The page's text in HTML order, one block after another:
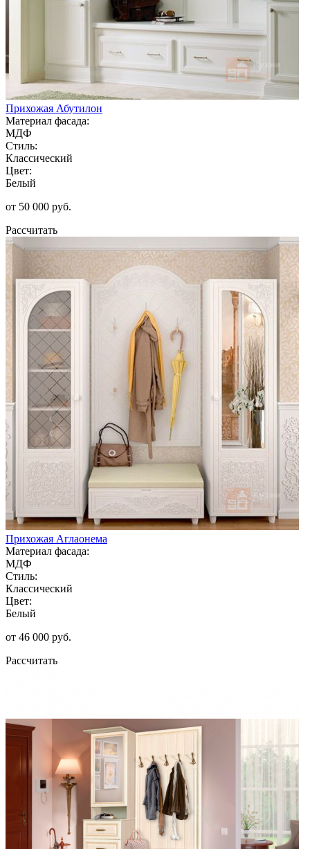
Прихожая Абутилон
Материал фасада:
МДФ
Стиль:
Классический
Цвет:
Белый
от 50 000 руб.
Рассчитать
Прихожая Аглаонема
Материал фасада:
МДФ
Стиль:
Классический
Цвет:
Белый
от 46 000 руб.
Рассчитать